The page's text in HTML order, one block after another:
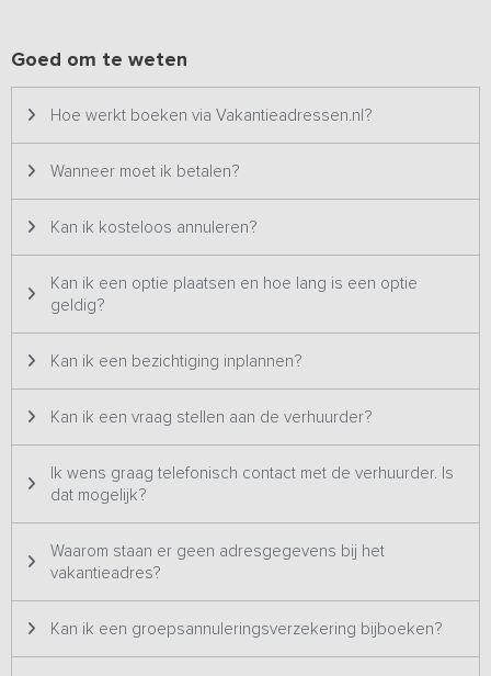
Goed om te weten
Hoe werkt boeken via Vakantieadressen.nl?
Wanneer moet ik betalen?
Kan ik kosteloos annuleren?
Kan ik een optie plaatsen en hoe lang is een optie
geldig?
Kan ik een bezichtiging inplannen?
Kan ik een vraag stellen aan de verhuurder?
Ik wens graag telefonisch contact met de verhuurder. Is
dat mogelijk?
Waarom staan er geen adresgegevens bij het
vakantieadres?
Kan ik een groepsannuleringsverzekering bijboeken?